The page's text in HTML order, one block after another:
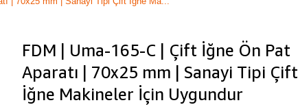
FDM | Uma-165-C | Çift İğne Ön Pat
Aparatı | 70x25 mm | Sanayi Tipi Çift
İğne Makineler İçin Uygundur